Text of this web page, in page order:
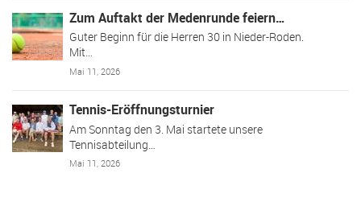
Zum Auftakt der Medenrunde feiern…
Guter Beginn für die Herren 30 in Nieder-Roden.
Mit…
Mai 11, 2026
Tennis-Eröffnungsturnier
Am Sonntag den 3. Mai startete unsere
Tennisabteilung…
Mai 11, 2026